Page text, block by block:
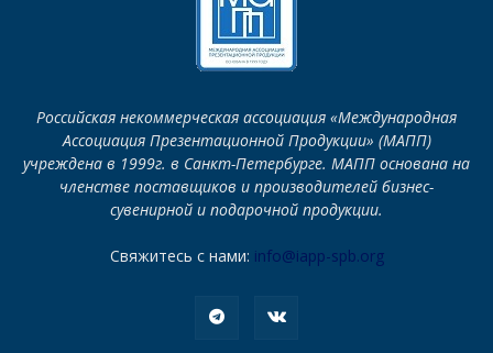
Российская некоммерческая ассоциация «Международная
Ассоциация Презентационной Продукции» (МАПП)
учреждена в 1999г. в Санкт-Петербурге. МАПП основана на
членстве поставщиков и производителей бизнес-
сувенирной и подарочной продукции.
Свяжитесь с нами: info@iapp-spb.org